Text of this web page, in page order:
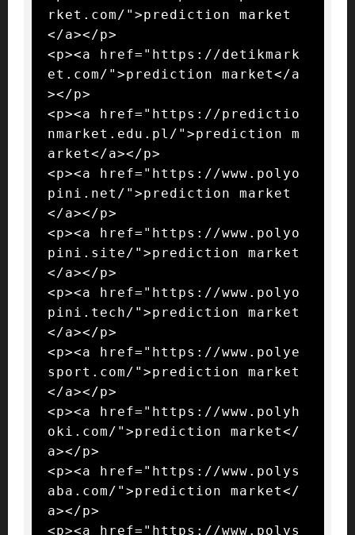
rket.com/">prediction market
</a></p>
<p><a href="https://detikmark
et.com/">prediction market</a
></p>
<p><a href="https://predictio
nmarket.edu.pl/">prediction m
arket</a></p>
<p><a href="https://www.polyo
pini.net/">prediction market
</a></p>
<p><a href="https://www.polyo
pini.site/">prediction market
</a></p>
<p><a href="https://www.polyo
pini.tech/">prediction market
</a></p>
<p><a href="https://www.polye
sport.com/">prediction market
</a></p>
<p><a href="https://www.polyh
oki.com/">prediction market</
a></p>
<p><a href="https://www.polys
aba.com/">prediction market</
a></p>
<p><a href="https://www.polys